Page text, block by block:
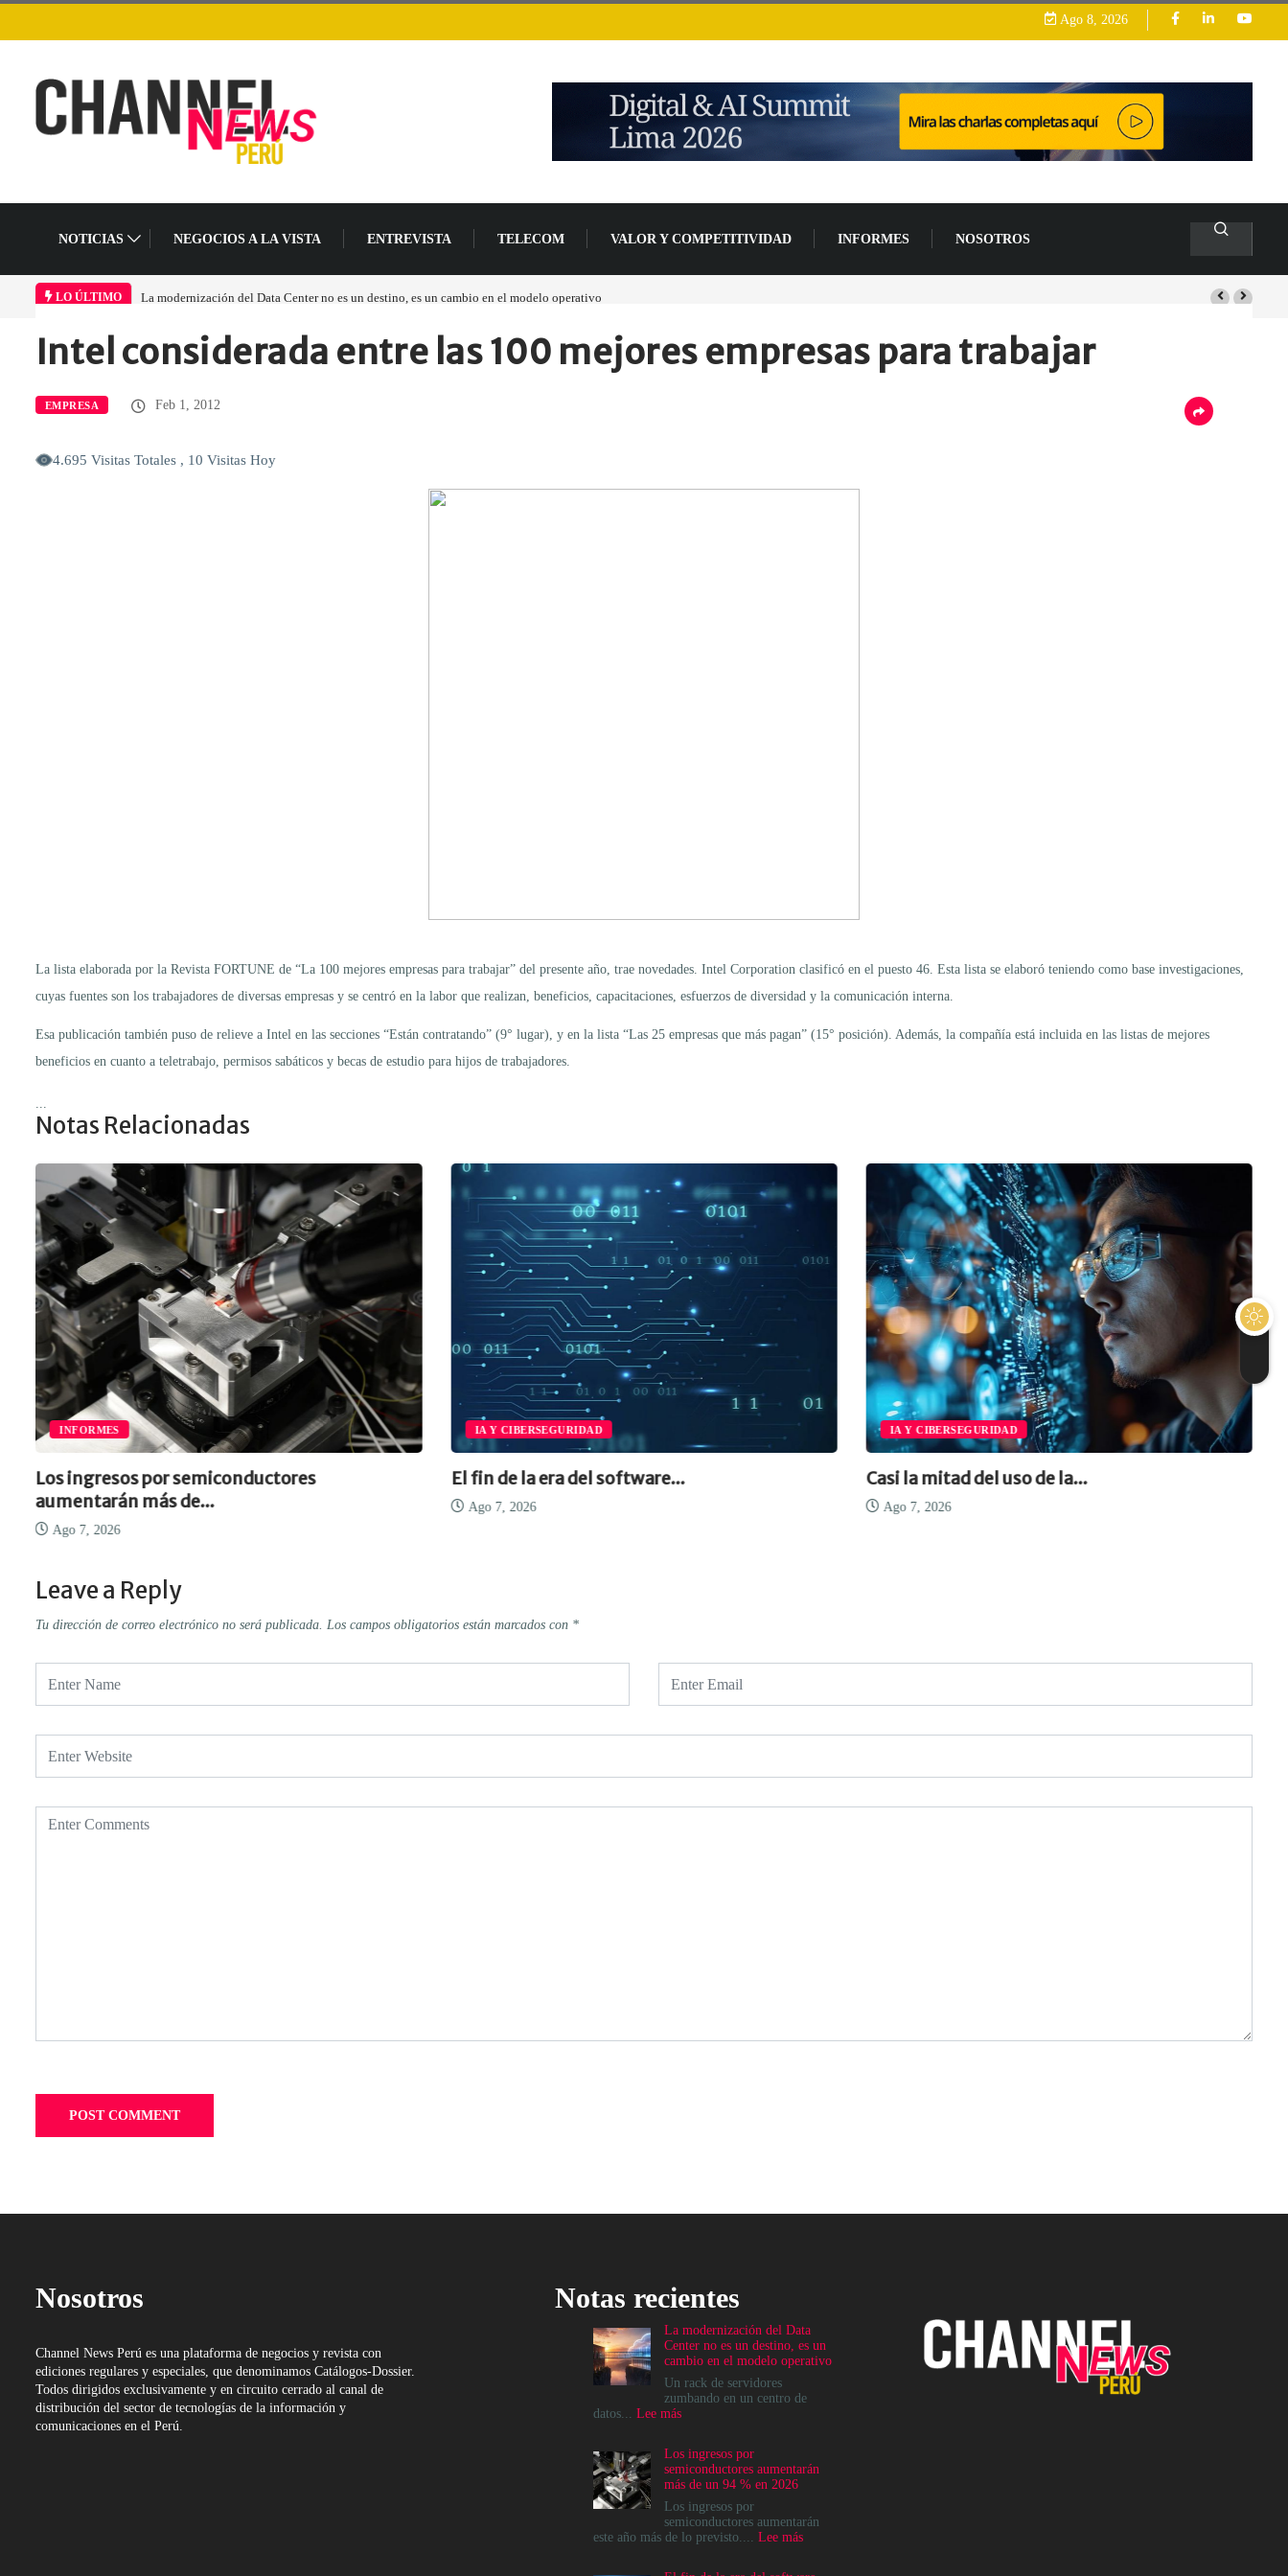
Ago 8, 2026
NOTICIAS NEGOCIOS A LA VISTA ENTREVISTA TELECOM VALOR Y COMPETITIVIDAD INFORMES NOSOTROS
LO ÚLTIMO La modernización del Data Center no es un destino, es un cambio en el modelo operativo
Home Empresa Intel considerada entre…
Intel considerada entre las 100 mejores empresas para trabajar
EMPRESA Feb 1, 2012
4.695 Visitas Totales , 10 Visitas Hoy
La lista elaborada por la Revista FORTUNE de “La 100 mejores empresas para trabajar” del presente año, trae novedades. Intel Corporation clasificó en el puesto 46. Esta lista se elaboró teniendo como base investigaciones,
cuyas fuentes son los trabajadores de diversas empresas y se centró en la labor que realizan, beneficios, capacitaciones, esfuerzos de diversidad y la comunicación interna.
Esa publicación también puso de relieve a Intel en las secciones “Están contratando” (9° lugar), y en la lista “Las 25 empresas que más pagan” (15° posición). Además, la compañía está incluida en las listas de mejores
beneficios en cuanto a teletrabajo, permisos sabáticos y becas de estudio para hijos de trabajadores.
Notas Relacionadas
INFORMES
Los ingresos por semiconductores
aumentarán más de...
Ago 7, 2026
IA Y CIBERSEGURIDAD
El fin de la era del software...
Ago 7, 2026
IA Y CIBERSEGURIDAD
Casi la mitad del uso de la...
Ago 7, 2026
Leave a Reply
Tu dirección de correo electrónico no será publicada. Los campos obligatorios están marcados con *
Nosotros
Channel News Perú es una plataforma de negocios y revista con
ediciones regulares y especiales, que denominamos Catálogos-Dossier.
Todos dirigidos exclusivamente y en circuito cerrado al canal de
distribución del sector de tecnologías de la información y
comunicaciones en el Perú.
Notas recientes
La modernización del Data
Center no es un destino, es un
cambio en el modelo operativo
Un rack de servidores
zumbando en un centro de
datos... Lee más:
del
Data
Center
no
es
un
Los ingresos por
semiconductores aumentarán
más de un 94 % en 2026
Los ingresos por
semiconductores aumentarán
este año más de lo previsto.... Lee más: